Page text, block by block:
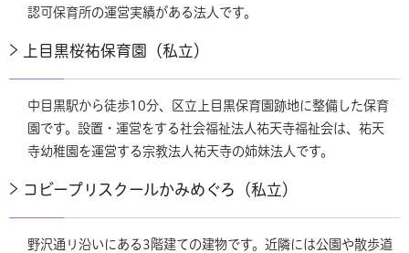
認可保育所の運営実績がある法人です。
上目黒桜祐保育園（私立）
中目黒駅から徒歩10分、区立上目黒保育園跡地に整備した保育
園です。設置・運営をする社会福祉法人祐天寺福祉会は、祐天
寺幼稚園を運営する宗教法人祐天寺の姉妹法人です。
コビープリスクールかみめぐろ（私立）
野沢通リ沿いにある3階建ての建物です。近隣には公園や散歩道